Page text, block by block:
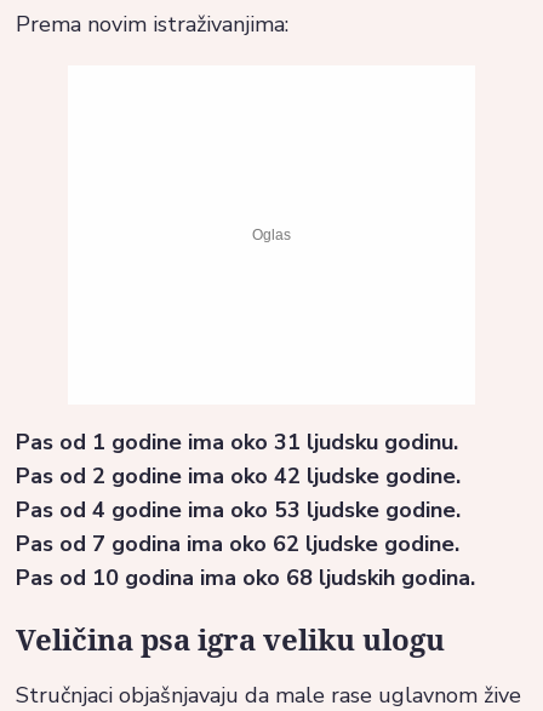
Prema novim istraživanjima:
Pas od 1 godine ima oko 31 ljudsku godinu.
Pas od 2 godine ima oko 42 ljudske godine.
Pas od 4 godine ima oko 53 ljudske godine.
Pas od 7 godina ima oko 62 ljudske godine.
Pas od 10 godina ima oko 68 ljudskih godina.
Veličina psa igra veliku ulogu
Stručnjaci objašnjavaju da male rase uglavnom žive